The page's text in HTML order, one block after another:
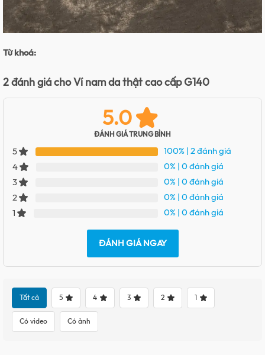
Từ khoá:
2 đánh giá choVí nam da thật cao cấp G140
5.0
ĐÁNH GIÁ TRUNG BÌNH
5 100% | 2 đánh giá
4
0% | 0 đánh giá
3
0% | 0 đánh giá
2
0% | 0 đánh giá
1
0% | 0 đánh giá
ĐÁNH GIÁ NGAY
Tất cả 5 4 3 2 1
Có video Có ảnh